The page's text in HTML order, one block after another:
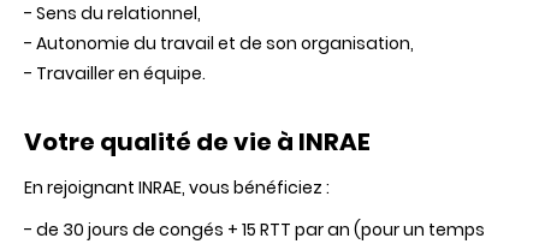
- Sens du relationnel,
- Autonomie du travail et de son organisation,
- Travailler en équipe.
Votre qualité de vie à INRAE
En rejoignant INRAE, vous bénéficiez :
- de 30 jours de congés + 15 RTT par an (pour un temps